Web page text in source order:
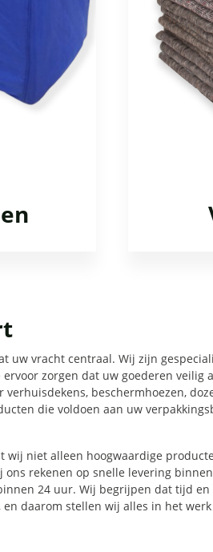
uw vracht centraal. Wij zijn
zorgen dat uw goederen veilig
beschermhoezen,
die voldoen aan uw
wij niet alleen hoogwaardige
rekenen op snelle levering
24 uur. Wij begrijpen dat tijd
daarom stellen wij alles in het